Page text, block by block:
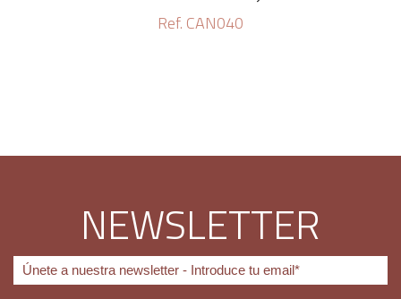
Ref. CAN040
NEWSLETTER